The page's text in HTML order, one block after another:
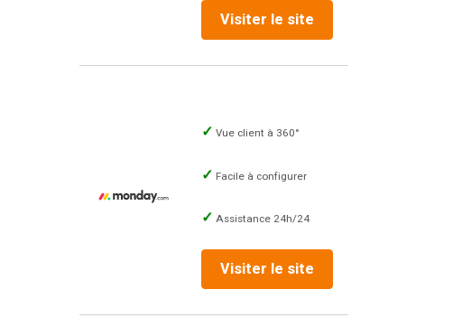
Visiter le site
Vue client à 360°
Facile à configurer
Assistance 24h/24
Visiter le site